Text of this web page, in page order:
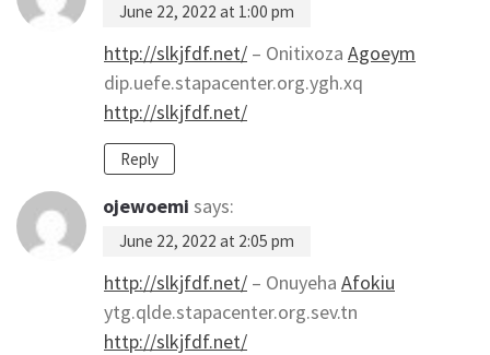
June 22, 2022 at 1:00 pm
http://slkjfdf.net/ – Onitixoza Agoeym
dip.uefe.stapacenter.org.ygh.xq
http://slkjfdf.net/
Reply
ojewoemi says:
June 22, 2022 at 2:05 pm
http://slkjfdf.net/ – Onuyeha Afokiu
ytg.qlde.stapacenter.org.sev.tn
http://slkjfdf.net/